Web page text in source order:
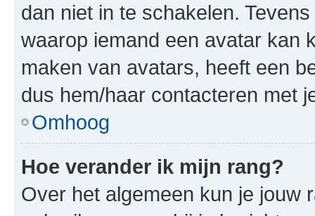
dan niet in te schakelen.
waarop iemand een avatar kan
maken van avatars, heeft een
dus hem/haar contacteren met
Omhoog
Hoe verander ik mijn rang?
Over het algemeen kun je jouw